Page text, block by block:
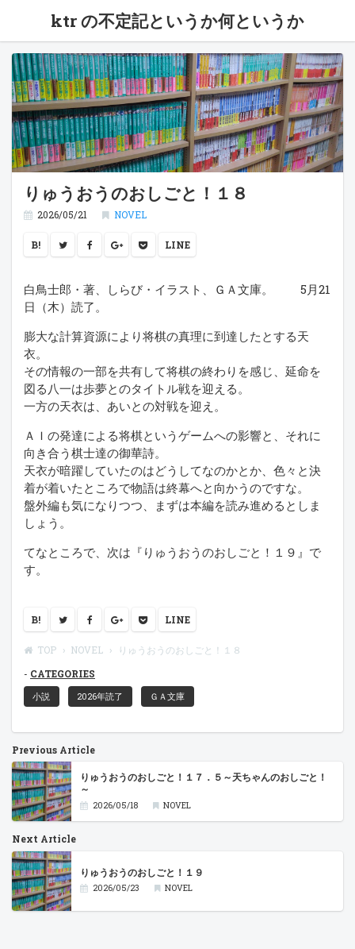
ktr の不定記というか何というか
りゅうおうのおしごと！１８
2026/05/21 NOVEL
B! LINE
白鳥士郎・著、しらび・イラスト、ＧＡ文庫。 5月21
日（木）読了。
膨大な計算資源により将棋の真理に到達したとする天
衣。
その情報の一部を共有して将棋の終わりを感じ、延命を
図る八一は歩夢とのタイトル戦を迎える。
一方の天衣は、あいとの対戦を迎え。
ＡＩの発達による将棋というゲームへの影響と、それに
向き合う棋士達の御華詩。
天衣が暗躍していたのはどうしてなのかとか、色々と決
着が着いたところで物語は終幕へと向かうのですな。
盤外編も気になりつつ、まずは本編を読み進めるとしま
しょう。
てなところで、次は『りゅうおうのおしごと！１９』で
す。
B! LINE
TOP NOVEL
りゅうおうのおしごと！１８
CATEGORIES
小説 2026年読了 ＧＡ文庫
Previous Article
りゅうおうのおしごと！１７．５～天ちゃんのおしごと！
～
2026/05/18 NOVEL
Next Article
りゅうおうのおしごと！１９
2026/05/23 NOVEL